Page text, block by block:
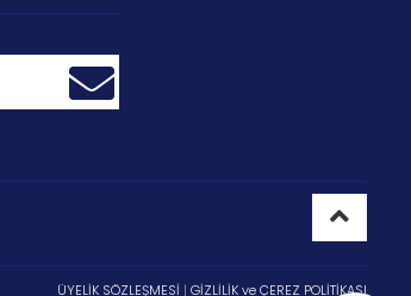
ÜYELİK SÖZLEŞMESİ | GİZLİLİK ve ÇEREZ POLİTİKASI